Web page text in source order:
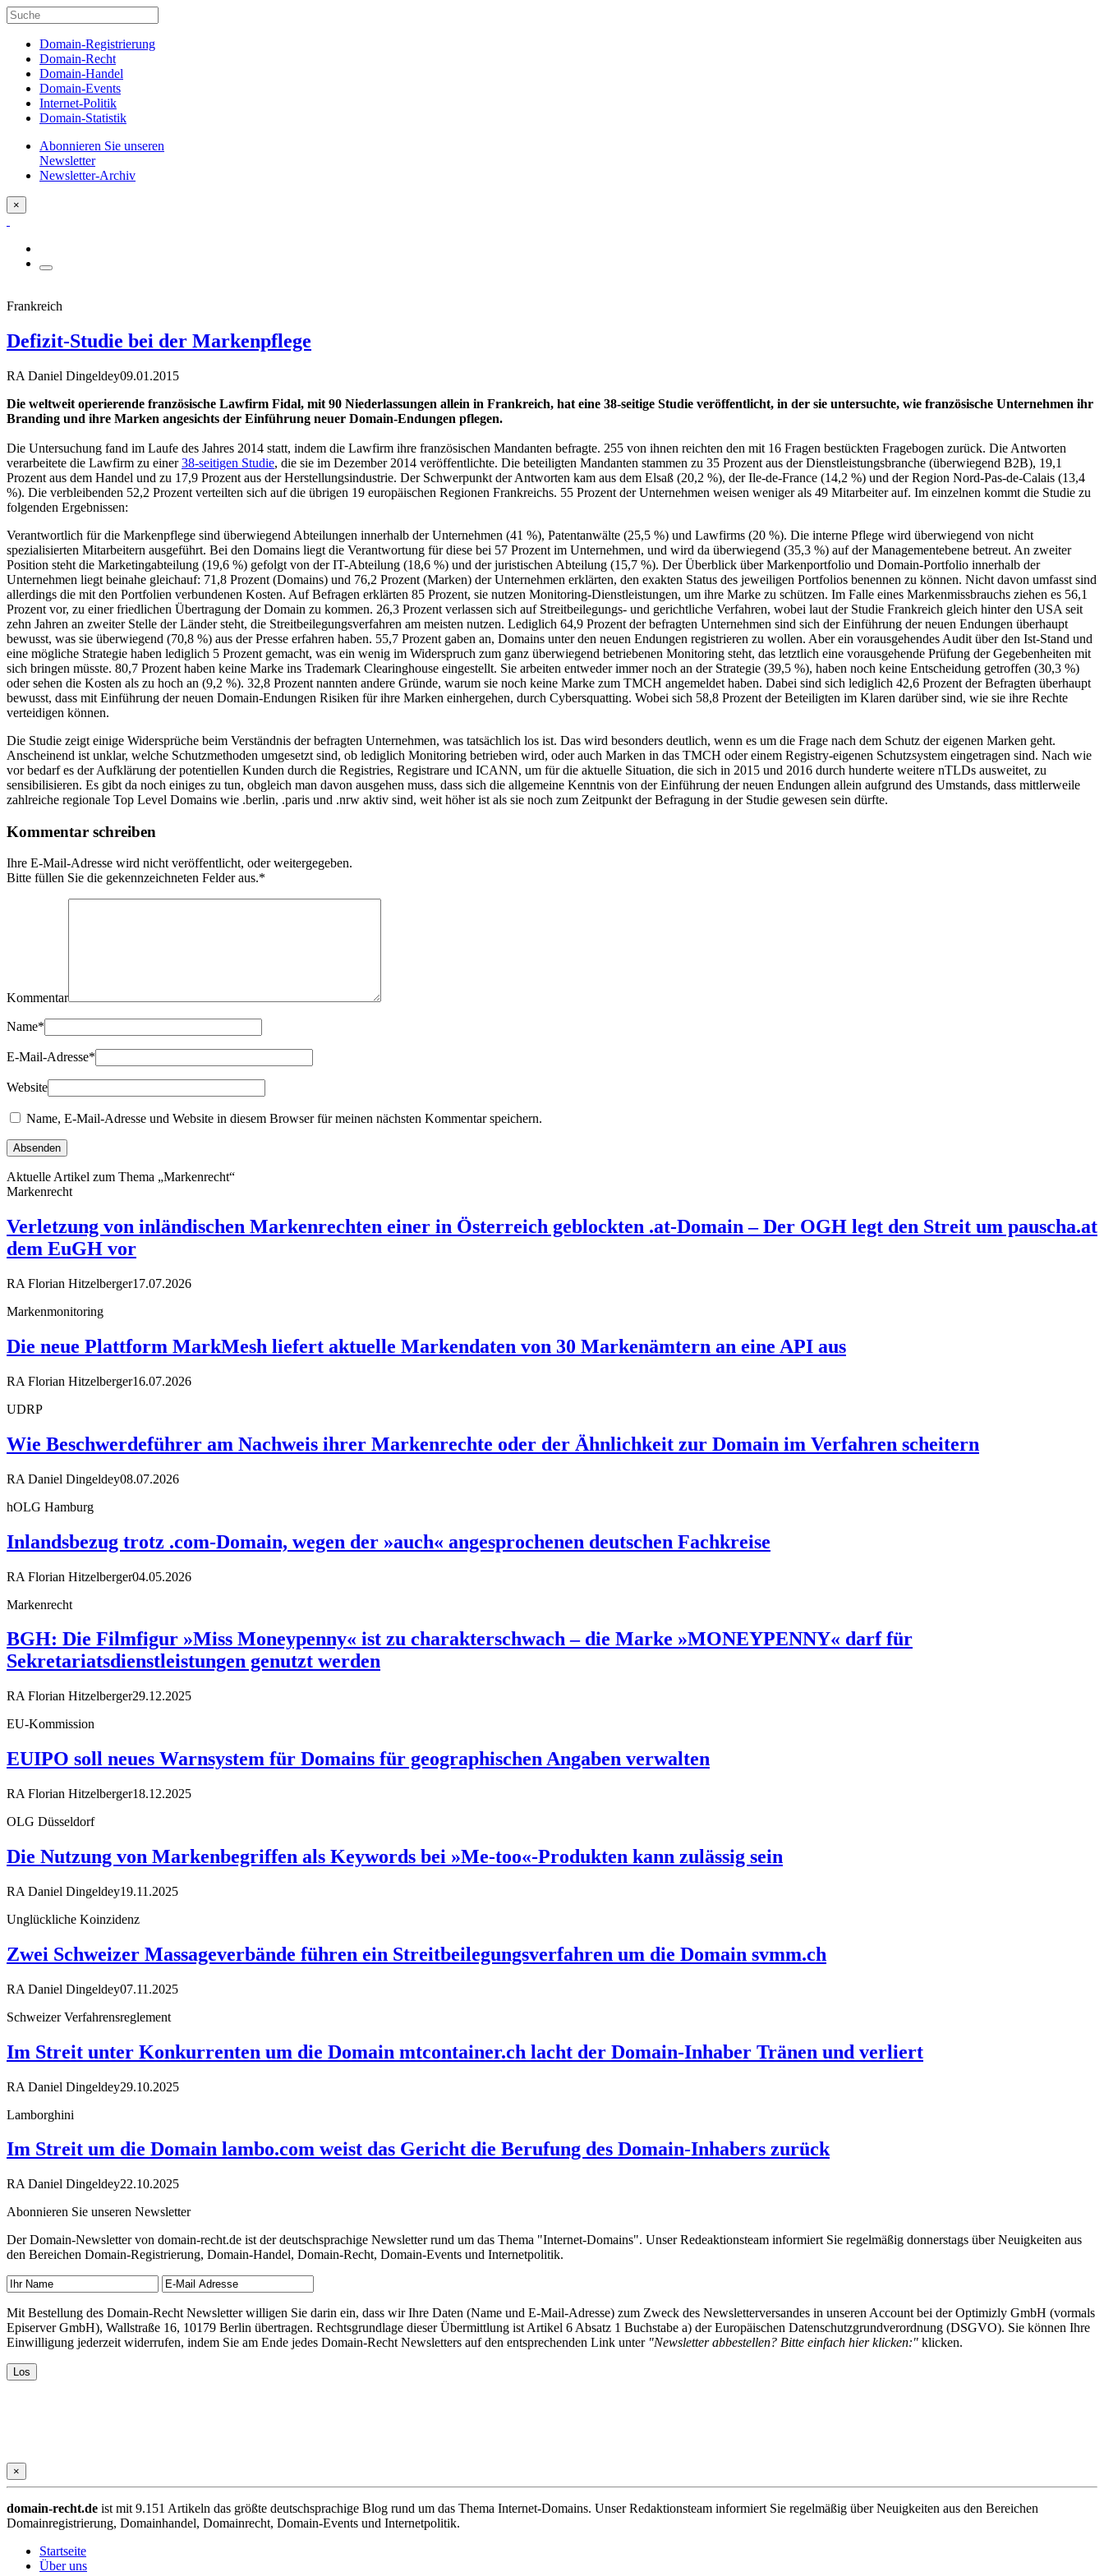
Domain-Registrierung
Domain-Recht
Domain-Handel
Domain-Events
Internet-Politik
Domain-Statistik
Abonnieren Sie unseren
Newsletter
Newsletter-Archiv
×
Frankreich
Defizit-Studie bei der Markenpflege
RA Daniel Dingeldey09.01.2015
Die weltweit operierende französische Lawfirm Fidal, mit 90 Niederlassungen allein in Frankreich, hat eine 38-seitige Studie veröffentlicht, in der sie untersuchte, wie französische Unternehmen ihr
Branding und ihre Marken angesichts der Einführung neuer Domain-Endungen pflegen.
Die Untersuchung fand im Laufe des Jahres 2014 statt, indem die Lawfirm ihre französischen Mandanten befragte. 255 von ihnen reichten den mit 16 Fragen bestückten Fragebogen zurück. Die Antworten
verarbeitete die Lawfirm zu einer38-seitigen Studie, die sie im Dezember 2014 veröffentlichte. Die beteiligten Mandanten stammen zu 35 Prozent aus der Dienstleistungsbranche (überwiegend B2B), 19,1
Prozent aus dem Handel und zu 17,9 Prozent aus der Herstellungsindustrie. Der Schwerpunkt der Antworten kam aus dem Elsaß (20,2 %), der Ile-de-France (14,2 %) und der Region Nord-Pas-de-Calais (13,4
%). Die verbleibenden 52,2 Prozent verteilten sich auf die übrigen 19 europäischen Regionen Frankreichs. 55 Prozent der Unternehmen weisen weniger als 49 Mitarbeiter auf. Im einzelnen kommt die Studie zu
folgenden Ergebnissen:
Verantwortlich für die Markenpflege sind überwiegend Abteilungen innerhalb der Unternehmen (41 %), Patentanwälte (25,5 %) und Lawfirms (20 %). Die interne Pflege wird überwiegend von nicht
spezialisierten Mitarbeitern ausgeführt. Bei den Domains liegt die Verantwortung für diese bei 57 Prozent im Unternehmen, und wird da überwiegend (35,3 %) auf der Managementebene betreut. An zweiter
Position steht die Marketingabteilung (19,6 %) gefolgt von der IT-Abteilung (18,6 %) und der juristischen Abteilung (15,7 %). Der Überblick über Markenportfolio und Domain-Portfolio innerhalb der
Unternehmen liegt beinahe gleichauf: 71,8 Prozent (Domains) und 76,2 Prozent (Marken) der Unternehmen erklärten, den exakten Status des jeweiligen Portfolios benennen zu können. Nicht davon umfasst sind
allerdings die mit den Portfolien verbundenen Kosten. Auf Befragen erklärten 85 Prozent, sie nutzen Monitoring-Dienstleistungen, um ihre Marke zu schützen. Im Falle eines Markenmissbrauchs ziehen es 56,1
Prozent vor, zu einer friedlichen Übertragung der Domain zu kommen. 26,3 Prozent verlassen sich auf Streitbeilegungs- und gerichtliche Verfahren, wobei laut der Studie Frankreich gleich hinter den USA seit
zehn Jahren an zweiter Stelle der Länder steht, die Streitbeilegungsverfahren am meisten nutzen. Lediglich 64,9 Prozent der befragten Unternehmen sind sich der Einführung der neuen Endungen überhaupt
bewusst, was sie überwiegend (70,8 %) aus der Presse erfahren haben. 55,7 Prozent gaben an, Domains unter den neuen Endungen registrieren zu wollen. Aber ein vorausgehendes Audit über den Ist-Stand und
eine mögliche Strategie haben lediglich 5 Prozent gemacht, was ein wenig im Widerspruch zum ganz überwiegend betriebenen Monitoring steht, das letztlich eine vorausgehende Prüfung der Gegebenheiten mit
sich bringen müsste. 80,7 Prozent haben keine Marke ins Trademark Clearinghouse eingestellt. Sie arbeiten entweder immer noch an der Strategie (39,5 %), haben noch keine Entscheidung getroffen (30,3 %)
oder sehen die Kosten als zu hoch an (9,2 %). 32,8 Prozent nannten andere Gründe, warum sie noch keine Marke zum TMCH angemeldet haben. Dabei sind sich lediglich 42,6 Prozent der Befragten überhaupt
bewusst, dass mit Einführung der neuen Domain-Endungen Risiken für ihre Marken einhergehen, durch Cybersquatting. Wobei sich 58,8 Prozent der Beteiligten im Klaren darüber sind, wie sie ihre Rechte
verteidigen können.
Die Studie zeigt einige Widersprüche beim Verständnis der befragten Unternehmen, was tatsächlich los ist. Das wird besonders deutlich, wenn es um die Frage nach dem Schutz der eigenen Marken geht.
Anscheinend ist unklar, welche Schutzmethoden umgesetzt sind, ob lediglich Monitoring betrieben wird, oder auch Marken in das TMCH oder einem Registry-eigenen Schutzsystem eingetragen sind. Nach wie
vor bedarf es der Aufklärung der potentiellen Kunden durch die Registries, Registrare und ICANN, um für die aktuelle Situation, die sich in 2015 und 2016 durch hunderte weitere nTLDs ausweitet, zu
sensibilisieren. Es gibt da noch einiges zu tun, obgleich man davon ausgehen muss, dass sich die allgemeine Kenntnis von der Einführung der neuen Endungen allein aufgrund des Umstands, dass mittlerweile
zahlreiche regionale Top Level Domains wie .berlin, .paris und .nrw aktiv sind, weit höher ist als sie noch zum Zeitpunkt der Befragung in der Studie gewesen sein dürfte.
Kommentar schreiben
Ihre E-Mail-Adresse wird nicht veröffentlicht, oder weitergegeben.
Bitte füllen Sie die gekennzeichneten Felder aus.*
Kommentar
Name*
E-Mail-Adresse*
Website
Name, E-Mail-Adresse und Website in diesem Browser für meinen nächsten Kommentar speichern.
Aktuelle Artikel zum Thema „Markenrecht“
Markenrecht
Verletzung von inländischen Markenrechten einer in Österreich geblockten .at-Domain – Der OGH legt den Streit um pauscha.at
dem EuGH vor
RA Florian Hitzelberger17.07.2026
Markenmonitoring
Die neue Plattform MarkMesh liefert aktuelle Markendaten von 30 Markenämtern an eine API aus
RA Florian Hitzelberger16.07.2026
UDRP
Wie Beschwerdeführer am Nachweis ihrer Markenrechte oder der Ähnlichkeit zur Domain im Verfahren scheitern
RA Daniel Dingeldey08.07.2026
hOLG Hamburg
Inlandsbezug trotz .com-Domain, wegen der »auch« angesprochenen deutschen Fachkreise
RA Florian Hitzelberger04.05.2026
Markenrecht
BGH: Die Filmfigur »Miss Moneypenny« ist zu charakterschwach – die Marke »MONEYPENNY« darf für
Sekretariatsdienstleistungen genutzt werden
RA Florian Hitzelberger29.12.2025
EU-Kommission
EUIPO soll neues Warnsystem für Domains für geographischen Angaben verwalten
RA Florian Hitzelberger18.12.2025
OLG Düsseldorf
Die Nutzung von Markenbegriffen als Keywords bei »Me-too«-Produkten kann zulässig sein
RA Daniel Dingeldey19.11.2025
Unglückliche Koinzidenz
Zwei Schweizer Massageverbände führen ein Streitbeilegungsverfahren um die Domain svmm.ch
RA Daniel Dingeldey07.11.2025
Schweizer Verfahrensreglement
Im Streit unter Konkurrenten um die Domain mtcontainer.ch lacht der Domain-Inhaber Tränen und verliert
RA Daniel Dingeldey29.10.2025
Lamborghini
Im Streit um die Domain lambo.com weist das Gericht die Berufung des Domain-Inhabers zurück
RA Daniel Dingeldey22.10.2025
Abonnieren Sie unseren Newsletter
Der Domain-Newsletter von domain-recht.de ist der deutschsprachige Newsletter rund um das Thema "Internet-Domains". Unser Redeaktionsteam informiert Sie regelmäßig donnerstags über Neuigkeiten aus
den Bereichen Domain-Registrierung, Domain-Handel, Domain-Recht, Domain-Events und Internetpolitik.
Mit Bestellung des Domain-Recht Newsletter willigen Sie darin ein, dass wir Ihre Daten (Name und E-Mail-Adresse) zum Zweck des Newsletterversandes in unseren Account bei der Optimizly GmbH (vormals
Episerver GmbH), Wallstraße 16, 10179 Berlin übertragen. Rechtsgrundlage dieser Übermittlung ist Artikel 6 Absatz 1 Buchstabe a) der Europäischen Datenschutzgrundverordnung (DSGVO). Sie können Ihre
Einwilligung jederzeit widerrufen, indem Sie am Ende jedes Domain-Recht Newsletters auf den entsprechenden Link unter "Newsletter abbestellen? Bitte einfach hier klicken:" klicken.
×
domain-recht.de ist mit 9.151 Artikeln das größte deutschsprachige Blog rund um das Thema Internet-Domains. Unser Redaktionsteam informiert Sie regelmäßig über Neuigkeiten aus den Bereichen
Domainregistrierung, Domainhandel, Domainrecht, Domain-Events und Internetpolitik.
Startseite
Über uns